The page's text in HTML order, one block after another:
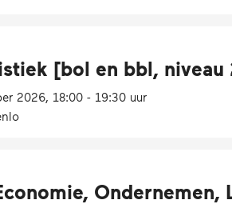
[bol en bbl, niveau
2026, 18:00 - 19:30 uur